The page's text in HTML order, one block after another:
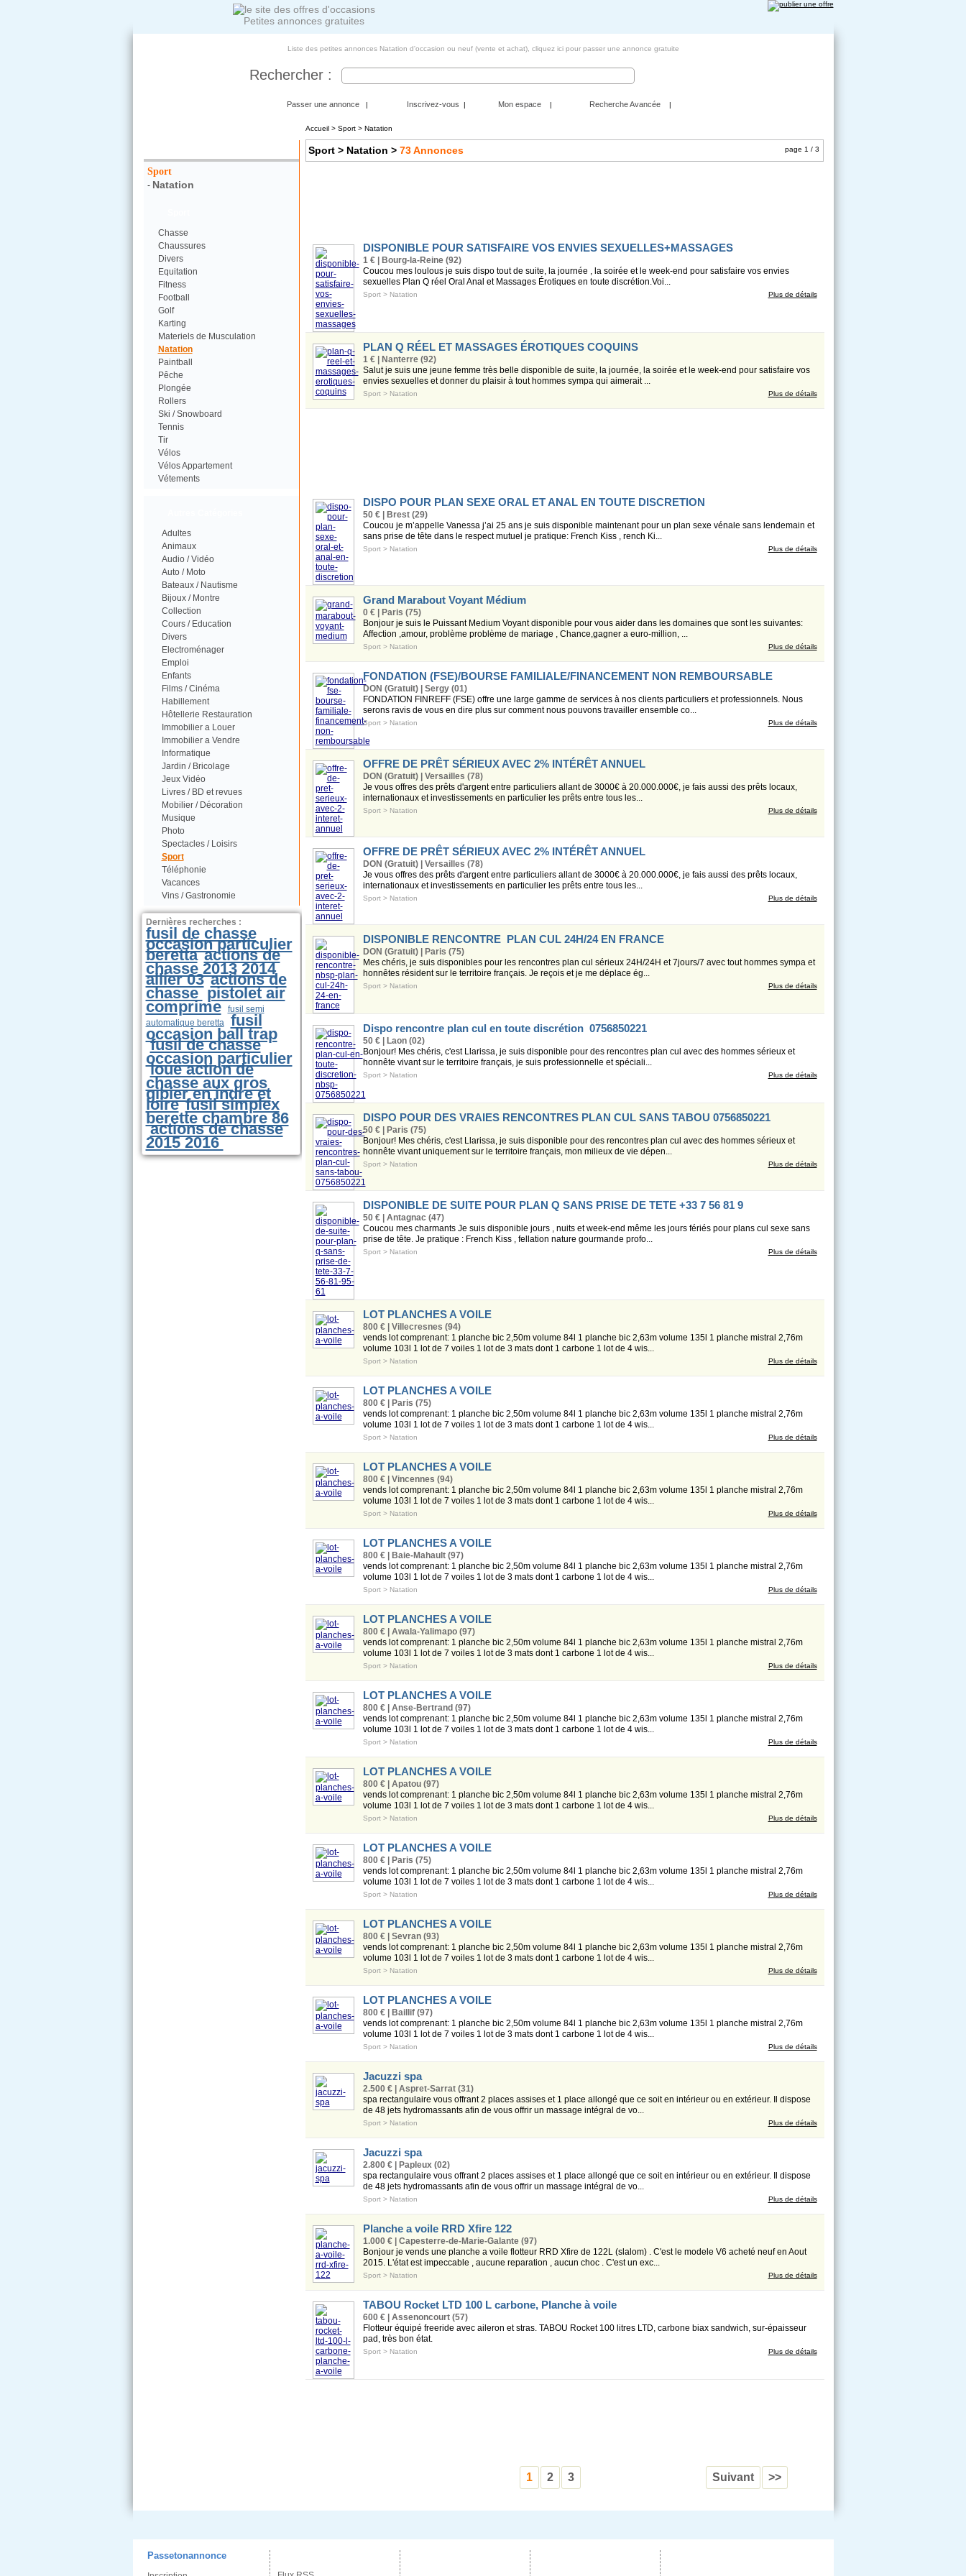
Petites annonces gratuites
Liste des petites annonces Natation d'occasion ou neuf (vente et achat), cliquez ici pour passer une annonce gratuite
Rechercher :
Passer une annonce | Inscrivez-vous | Mon espace | Recherche Avancée |
Sport
- Natation
Chasse
Chaussures
Divers
Equitation
Fitness
Football
Golf
Karting
Materiels de Musculation
Natation
Paintball
Pêche
Plongée
Rollers
Ski / Snowboard
Tennis
Tir
Vélos
Vélos Appartement
Vétements
Adultes
Animaux
Audio / Vidéo
Auto / Moto
Bateaux / Nautisme
Bijoux / Montre
Collection
Cours / Education
Divers
Electroménager
Emploi
Enfants
Films / Cinéma
Habillement
Hôtellerie Restauration
Immobilier a Louer
Immobilier a Vendre
Informatique
Jardin / Bricolage
Jeux Vidéo
Livres / BD et revues
Mobilier / Décoration
Musique
Photo
Spectacles / Loisirs
Sport
Téléphonie
Vacances
Vins / Gastronomie
Dernières recherches :
fusil de chasse
occasion particulier
beretta actions de
chasse 2013 2014
allier 03 actions de
chasse pistolet air
comprime
fusil semi
automatique beretta
fusil
occasion ball trap
fusil de chasse
occasion particulier
loue action de
chasse aux gros
gibier en indre et
loire fusil simplex
berette chambre 86
actions de chasse
2015 2016
Accueil> Sport> Natation
Sport> Natation > 73Annonces page 1 / 3
DISPONIBLE POUR SATISFAIRE VOS ENVIES SEXUELLES+MASSAGES
1 € | Bourg-la-Reine (92)
Coucou mes loulous je suis dispo tout de suite, la journée , la soirée et le week-end pour satisfaire vos envies
sexuelles Plan Q réel Oral Anal et Massages Érotiques en toute discrétion.Voi...
Sport> Natation Plus de détails
PLAN Q RÉEL ET MASSAGES ÉROTIQUES COQUINS
1 € | Nanterre (92)
Salut je suis une jeune femme très belle disponible de suite, la journée, la soirée et le week-end pour satisfaire vos
envies sexuelles et donner du plaisir à tout hommes sympa qui aimerait ...
Sport> Natation Plus de détails
DISPO POUR PLAN SEXE ORAL ET ANAL EN TOUTE DISCRETION
50 € | Brest (29)
Coucou je m’appelle Vanessa j’ai 25 ans je suis disponible maintenant pour un plan sexe vénale sans lendemain et
sans prise de tête dans le respect mutuel je pratique: French Kiss , rench Ki...
Sport> Natation Plus de détails
Grand Marabout Voyant Médium
0 € | Paris (75)
Bonjour je suis le Puissant Medium Voyant disponible pour vous aider dans les domaines que sont les suivantes:
Affection ,amour, problème problème de mariage , Chance,gagner a euro-million, ...
Sport> Natation Plus de détails
FONDATION (FSE)/BOURSE FAMILIALE/FINANCEMENT NON REMBOURSABLE
DON (Gratuit) | Sergy (01)
FONDATION FINREFF (FSE) offre une large gamme de services à nos clients particuliers et professionnels. Nous
serons ravis de vous en dire plus sur comment nous pouvons travailler ensemble co...
Sport> Natation Plus de détails
OFFRE DE PRÊT SÉRIEUX AVEC 2% INTÉRÊT ANNUEL
DON (Gratuit) | Versailles (78)
Je vous offres des prêts d'argent entre particuliers allant de 3000€ à 20.000.000€, je fais aussi des prêts locaux,
internationaux et investissements en particulier les prêts entre tous les...
Sport> Natation Plus de détails
OFFRE DE PRÊT SÉRIEUX AVEC 2% INTÉRÊT ANNUEL
DON (Gratuit) | Versailles (78)
Je vous offres des prêts d'argent entre particuliers allant de 3000€ à 20.000.000€, je fais aussi des prêts locaux,
internationaux et investissements en particulier les prêts entre tous les...
Sport> Natation Plus de détails
DISPONIBLE RENCONTRE PLAN CUL 24H/24 EN FRANCE
DON (Gratuit) | Paris (75)
Mes chéris, je suis disponibles pour les rencontres plan cul sérieux 24H/24H et 7jours/7 avec tout hommes sympa et
honnêtes résident sur le territoire français. Je reçois et je me déplace ég...
Sport> Natation Plus de détails
Dispo rencontre plan cul en toute discrétion 0756850221
50 € | Laon (02)
Bonjour! Mes chéris, c'est Llarissa, je suis disponible pour des rencontres plan cul avec des hommes sérieux et
honnête vivant sur le territoire français, je suis professionnelle et spéciali...
Sport> Natation Plus de détails
DISPO POUR DES VRAIES RENCONTRES PLAN CUL SANS TABOU 0756850221
50 € | Paris (75)
Bonjour! Mes chéris, c'est Llarissa, je suis disponible pour des rencontres plan cul avec des hommes sérieux et
honnête vivant uniquement sur le territoire français, mon milieux de vie dépen...
Sport> Natation Plus de détails
DISPONIBLE DE SUITE POUR PLAN Q SANS PRISE DE TETE +33 7 56 81 9
50 € | Antagnac (47)
Coucou mes charmants Je suis disponible jours , nuits et week-end même les jours fériés pour plans cul sexe sans
prise de tête. Je pratique : French Kiss , fellation nature gourmande profo...
Sport> Natation Plus de détails
LOT PLANCHES A VOILE
800 € | Villecresnes (94)
vends lot comprenant: 1 planche bic 2,50m volume 84l 1 planche bic 2,63m volume 135l 1 planche mistral 2,76m
volume 103l 1 lot de 7 voiles 1 lot de 3 mats dont 1 carbone 1 lot de 4 wis...
Sport> Natation Plus de détails
LOT PLANCHES A VOILE
800 € | Paris (75)
vends lot comprenant: 1 planche bic 2,50m volume 84l 1 planche bic 2,63m volume 135l 1 planche mistral 2,76m
volume 103l 1 lot de 7 voiles 1 lot de 3 mats dont 1 carbone 1 lot de 4 wis...
Sport> Natation Plus de détails
LOT PLANCHES A VOILE
800 € | Vincennes (94)
vends lot comprenant: 1 planche bic 2,50m volume 84l 1 planche bic 2,63m volume 135l 1 planche mistral 2,76m
volume 103l 1 lot de 7 voiles 1 lot de 3 mats dont 1 carbone 1 lot de 4 wis...
Sport> Natation Plus de détails
LOT PLANCHES A VOILE
800 € | Baie-Mahault (97)
vends lot comprenant: 1 planche bic 2,50m volume 84l 1 planche bic 2,63m volume 135l 1 planche mistral 2,76m
volume 103l 1 lot de 7 voiles 1 lot de 3 mats dont 1 carbone 1 lot de 4 wis...
Sport> Natation Plus de détails
LOT PLANCHES A VOILE
800 € | Awala-Yalimapo (97)
vends lot comprenant: 1 planche bic 2,50m volume 84l 1 planche bic 2,63m volume 135l 1 planche mistral 2,76m
volume 103l 1 lot de 7 voiles 1 lot de 3 mats dont 1 carbone 1 lot de 4 wis...
Sport> Natation Plus de détails
LOT PLANCHES A VOILE
800 € | Anse-Bertrand (97)
vends lot comprenant: 1 planche bic 2,50m volume 84l 1 planche bic 2,63m volume 135l 1 planche mistral 2,76m
volume 103l 1 lot de 7 voiles 1 lot de 3 mats dont 1 carbone 1 lot de 4 wis...
Sport> Natation Plus de détails
LOT PLANCHES A VOILE
800 € | Apatou (97)
vends lot comprenant: 1 planche bic 2,50m volume 84l 1 planche bic 2,63m volume 135l 1 planche mistral 2,76m
volume 103l 1 lot de 7 voiles 1 lot de 3 mats dont 1 carbone 1 lot de 4 wis...
Sport> Natation Plus de détails
LOT PLANCHES A VOILE
800 € | Paris (75)
vends lot comprenant: 1 planche bic 2,50m volume 84l 1 planche bic 2,63m volume 135l 1 planche mistral 2,76m
volume 103l 1 lot de 7 voiles 1 lot de 3 mats dont 1 carbone 1 lot de 4 wis...
Sport> Natation Plus de détails
LOT PLANCHES A VOILE
800 € | Sevran (93)
vends lot comprenant: 1 planche bic 2,50m volume 84l 1 planche bic 2,63m volume 135l 1 planche mistral 2,76m
volume 103l 1 lot de 7 voiles 1 lot de 3 mats dont 1 carbone 1 lot de 4 wis...
Sport> Natation Plus de détails
LOT PLANCHES A VOILE
800 € | Baillif (97)
vends lot comprenant: 1 planche bic 2,50m volume 84l 1 planche bic 2,63m volume 135l 1 planche mistral 2,76m
volume 103l 1 lot de 7 voiles 1 lot de 3 mats dont 1 carbone 1 lot de 4 wis...
Sport> Natation Plus de détails
Jacuzzi spa
2.500 € | Aspret-Sarrat (31)
spa rectangulaire vous offrant 2 places assises et 1 place allongé que ce soit en intérieur ou en extérieur. Il dispose
de 48 jets hydromassants afin de vous offrir un massage intégral de vo...
Sport> Natation Plus de détails
Jacuzzi spa
2.800 € | Papleux (02)
spa rectangulaire vous offrant 2 places assises et 1 place allongé que ce soit en intérieur ou en extérieur. Il dispose
de 48 jets hydromassants afin de vous offrir un massage intégral de vo...
Sport> Natation Plus de détails
Planche a voile RRD Xfire 122
1.000 € | Capesterre-de-Marie-Galante (97)
Bonjour je vends une planche a voile flotteur RRD Xfire de 122L (slalom) . C'est le modele V6 acheté neuf en Aout
2015. L'état est impeccable , aucune reparation , aucun choc . C'est un exc...
Sport> Natation Plus de détails
TABOU Rocket LTD 100 L carbone, Planche à voile
600 € | Assenoncourt (57)
Flotteur équipé freeride avec aileron et stras. TABOU Rocket 100 litres LTD, carbone biax sandwich, sur-épaisseur
pad, très bon état.
Sport> Natation Plus de détails
1 2 3 Suivant >>
Passetonannonce